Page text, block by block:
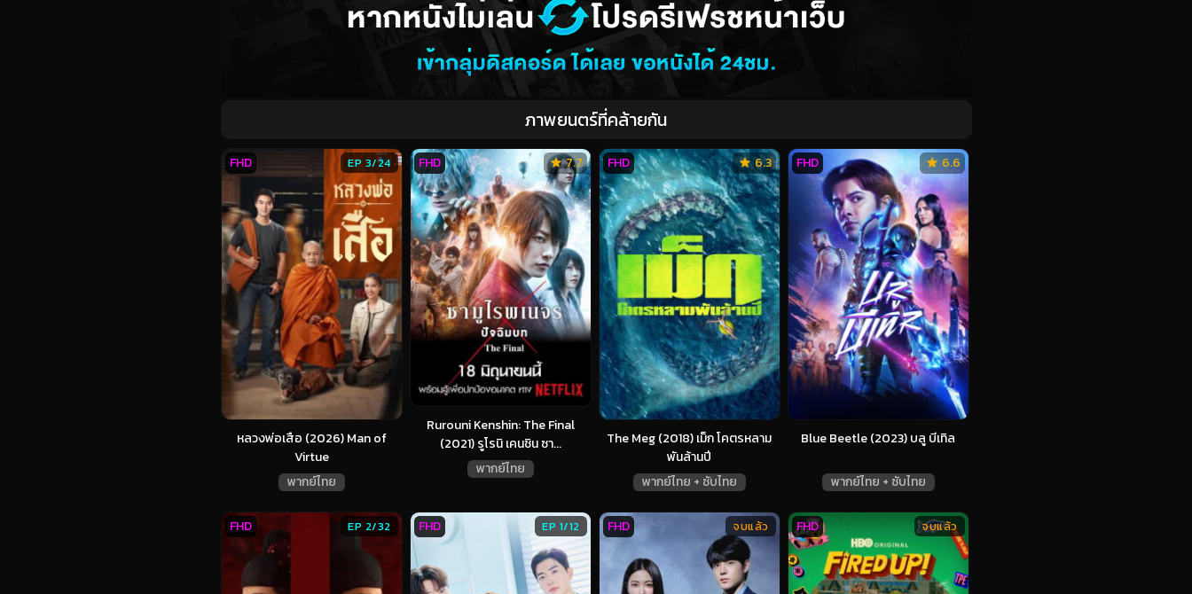
ภาพยนตร์ที่คล้ายกัน
หลวงพ่อเสือ (2026) Man of
Virtue
พากย์ไทย
EP 3/24
FHD
Rurouni Kenshin: The Final
(2021) รูโรนิ เคนชิน ซา...
พากย์ไทย
7.7
FHD
The Meg (2018) เม็ก โคตรหลาม
พันล้านปี
พากย์ไทย + ซับไทย
6.3
FHD
Blue Beetle (2023) บลู บีเทิล
พากย์ไทย + ซับไทย
6.6
FHD
EP 2/32
FHD EP 1/12
FHD จบแล้ว
FHD จบแล้ว
FHD